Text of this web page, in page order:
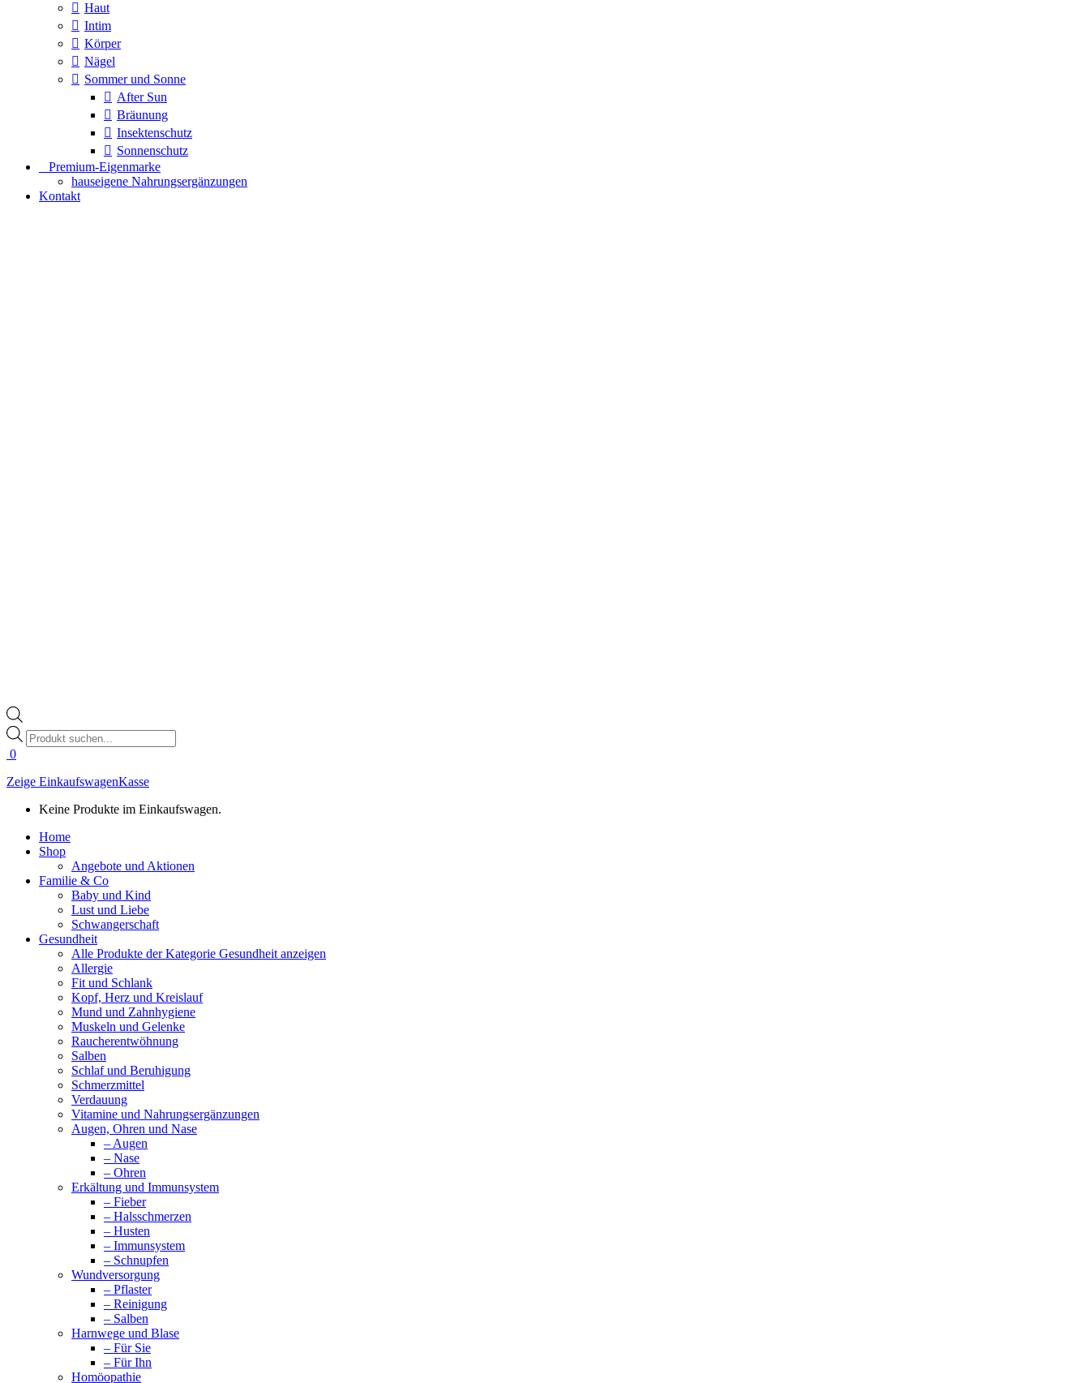
Haut
Intim
Körper
Nägel
Sommer und Sonne
After Sun
Bräunung
Insektenschutz
Sonnenschutz
⠀​Premium-Eigenmarke
hauseigene Nahrungsergänzungen
Kontakt
Products
search
0
Zeige EinkaufswagenKasse
Keine Produkte im Einkaufswagen.
Home
Shop
Angebote und Aktionen
Familie & Co
Baby und Kind
Lust und Liebe
Schwangerschaft
Gesundheit
Alle Produkte der Kategorie Gesundheit anzeigen
Allergie
Fit und Schlank
Kopf, Herz und Kreislauf
Mund und Zahnhygiene
Muskeln und Gelenke
Raucherentwöhnung
Salben
Schlaf und Beruhigung
Schmerzmittel
Verdauung
Vitamine und Nahrungsergänzungen
Augen, Ohren und Nase
– Augen
– Nase
– Ohren
Erkältung und Immunsystem
– Fieber
– Halsschmerzen
– Husten
– Immunsystem
– Schnupfen
Wundversorgung
– Pflaster
– Reinigung
– Salben
Harnwege und Blase
– Für Sie
– Für Ihn
Homöopathie